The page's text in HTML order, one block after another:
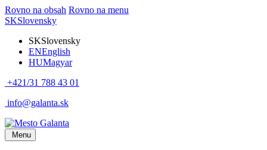
Rovno na obsah Rovno na menu
SKSlovensky
SKSlovensky
ENEnglish
HUMagyar
+421/31 788 43 01
info@galanta.sk
Menu